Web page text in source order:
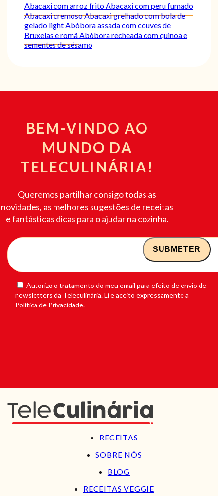
Abacaxi com arroz fritoAbacaxi com peru fumado
Abacaxi cremosoAbacaxi grelhado com bola de
gelado lightAbóbora assada com couves de
Bruxelas e romãAbóbora recheada com quinoa e
sementes de sésamo
BEM-VINDO AO
MUNDO DA
TELECULINÁRIA!
Queremos partilhar consigo todas as
novidades, as melhores sugestões de receitas
e fantásticas dicas para o ajudar na cozinha.
Autorizo o tratamento do meu email para efeito de envio de
newsletters da Teleculinária. Li e aceito expressamente a
Política de Privacidade.
RECEITAS
SOBRE NÓS
BLOG
RECEITAS VEGGIE